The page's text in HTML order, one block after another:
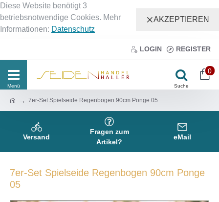
Diese Website benötigt 3
betriebsnotwendige Cookies. Mehr
Informationen: Datenschutz
AKZEPTIEREN
LOGIN REGISTER
0
7er-Set Spielseide Regenbogen 90cm Ponge 05
Versand
Fragen zum
Artikel?
eMail
7er-Set Spielseide Regenbogen 90cm Ponge
05